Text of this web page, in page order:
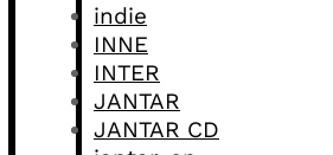
indie
INNE
INTER
JANTAR
JANTAR CD